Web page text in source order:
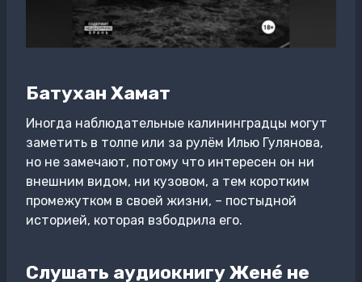
Батухан Хамат
Иногда наблюдательные калининградцы могут
заметить в толпе или за рулём Илью Гулянова,
но не замечают, потому что интересен он ни
внешним видом, ни кузовом, а тем коротким
промежутком в своей жизни, – постыдной
историей, которая взбодрила его.
Слушать аудиокнигу Жене́ не